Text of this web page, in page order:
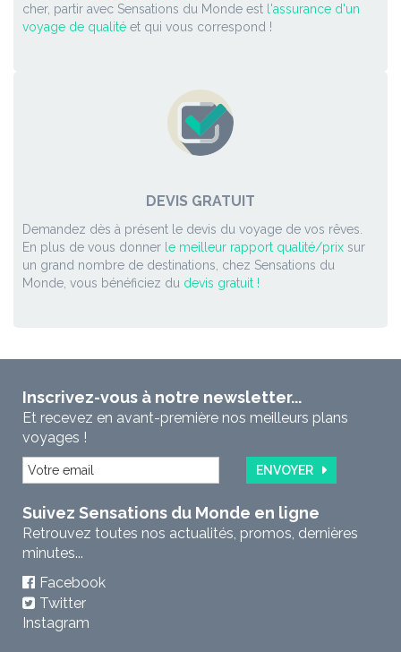
cher, partir avec Sensations du Monde est l'assurance d'un
voyage de qualité et qui vous correspond !
DEVIS GRATUIT
Demandez dès à présent le devis du voyage de vos rêves.
En plus de vous donner le meilleur rapport qualité/prix sur
un grand nombre de destinations, chez Sensations du
Monde, vous bénéficiez du devis gratuit !
Inscrivez-vous à notre newsletter...
Et recevez en avant-première nos meilleurs plans
voyages !
ENVOYER
Suivez Sensations du Monde en ligne
Retrouvez toutes nos actualités, promos, dernières
minutes...
Facebook
Twitter
Instagram